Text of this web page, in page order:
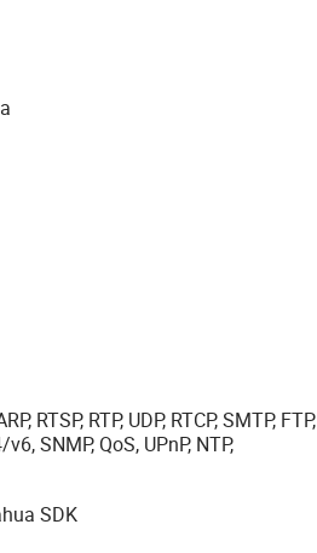
RTSP, RTP, UDP, RTCP, SMTP, FTP,
SNMP, QoS, UPnP, NTP,
SDK